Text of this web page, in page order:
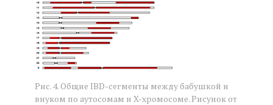
Рис. 4. Общие IBD-сегменты между бабушкой и
внуком по аутосомам и X-хромосоме. Рисунок от